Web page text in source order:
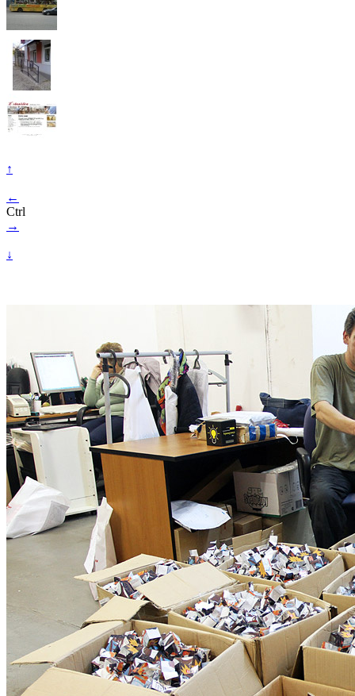
↑
←
Ctrl
→
↓